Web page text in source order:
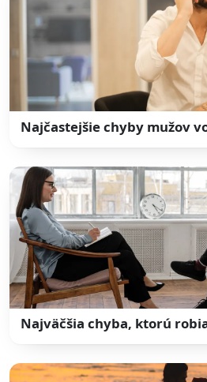
Najčastejšie chyby mužov
Najväčšia chyba, ktorú